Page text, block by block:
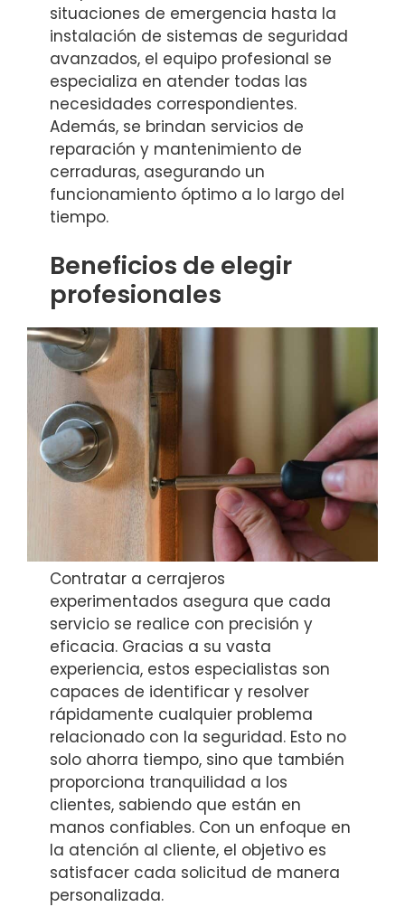
situaciones de emergencia hasta la
instalación de sistemas de seguridad
avanzados, el equipo profesional se
especializa en atender todas las
necesidades correspondientes.
Además, se brindan servicios de
reparación y mantenimiento de
cerraduras, asegurando un
funcionamiento óptimo a lo largo del
tiempo.
Beneficios de elegir
profesionales
Contratar a cerrajeros
experimentados asegura que cada
servicio se realice con precisión y
eficacia. Gracias a su vasta
experiencia, estos especialistas son
capaces de identificar y resolver
rápidamente cualquier problema
relacionado con la seguridad. Esto no
solo ahorra tiempo, sino que también
proporciona tranquilidad a los
clientes, sabiendo que están en
manos confiables. Con un enfoque en
la atención al cliente, el objetivo es
satisfacer cada solicitud de manera
personalizada.